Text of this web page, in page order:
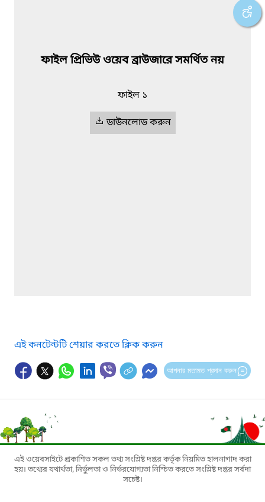
ফাইল প্রিভিউ ওয়েব ব্রাউজারে সমর্থিত নয়
ফাইল ১
ডাউনলোড করুন
এই কনটেন্টটি শেয়ার করতে ক্লিক করুন
আপনার মতামত প্রদান করুন
এই ওয়েবসাইটে প্রকাশিত সকল তথ্য সংশ্লিষ্ট দপ্তর কর্তৃক নিয়মিত হালনাগাদ করা
হয়। তথ্যের যথার্থতা, নির্ভুলতা ও নির্ভরযোগ্যতা নিশ্চিত করতে সংশ্লিষ্ট দপ্তর সর্বদা
সচেষ্ট।